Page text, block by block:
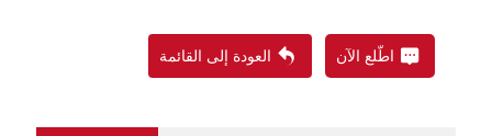
اطّلع الآن العودة إلى القائمة